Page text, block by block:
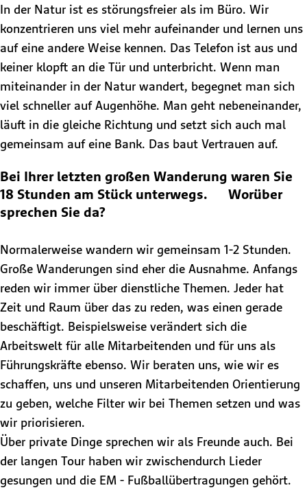
In der Natur ist es störungsfreier als im Büro. Wir
konzentrieren uns viel mehr aufeinander und lernen uns
auf eine andere Weise kennen. Das Telefon ist aus und
keiner klopft an die Tür und unterbricht. Wenn man
miteinander in der Natur wandert, begegnet man sich
viel schneller auf Augenhöhe. Man geht nebeneinander,
läuft in die gleiche Richtung und setzt sich auch mal
gemeinsam auf eine Bank. Das baut Vertrauen auf.
Bei Ihrer letzten großen Wanderung waren Sie
18 Stunden am Stück unterwegs. Worüber
sprechen Sie da?
Normalerweise wandern wir gemeinsam 1-2 Stunden.
Große Wanderungen sind eher die Ausnahme. Anfangs
reden wir immer über dienstliche Themen. Jeder hat
Zeit und Raum über das zu reden, was einen gerade
beschäftigt. Beispielsweise verändert sich die
Arbeitswelt für alle Mitarbeitenden und für uns als
Führungskräfte ebenso. Wir beraten uns, wie wir es
schaffen, uns und unseren Mitarbeitenden Orientierung
zu geben, welche Filter wir bei Themen setzen und was
wir priorisieren.
Über private Dinge sprechen wir als Freunde auch. Bei
der langen Tour haben wir zwischendurch Lieder
gesungen und die EM - Fußballübertragungen gehört.